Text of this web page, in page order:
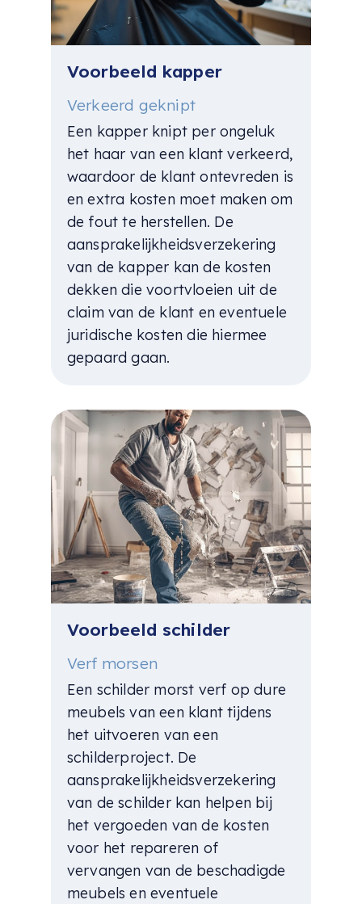
Voorbeeld kapper
Verkeerd geknipt
Een kapper knipt per ongeluk
het haar van een klant verkeerd,
waardoor de klant ontevreden is
en extra kosten moet maken om
de fout te herstellen. De
aansprakelijkheidsverzekering
van de kapper kan de kosten
dekken die voortvloeien uit de
claim van de klant en eventuele
juridische kosten die hiermee
gepaard gaan.
Voorbeeld schilder
Verf morsen
Een schilder morst verf op dure
meubels van een klant tijdens
het uitvoeren van een
schilderproject. De
aansprakelijkheidsverzekering
van de schilder kan helpen bij
het vergoeden van de kosten
voor het repareren of
vervangen van de beschadigde
meubels en eventuele